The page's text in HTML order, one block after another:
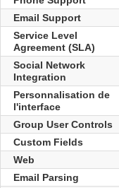
Email Support
Service Level
Agreement (SLA)
Social Network
Integration
Personnalisation de
l'interface
Group User Controls
Custom Fields
Web
Email Parsing